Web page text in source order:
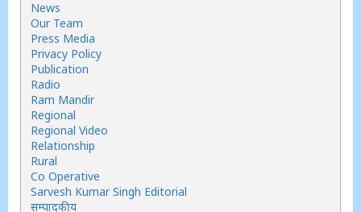
News
Our Team
Press Media
Privacy Policy
Publication
Radio
Ram Mandir
Regional
Regional Video
Relationship
Rural
Co Operative
Sarvesh Kumar Singh Editorial
सम्पादकीय